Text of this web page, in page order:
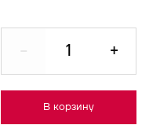
+
В корзину